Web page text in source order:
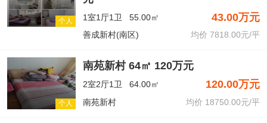
个人 1室1厅1卫 55.00㎡ 43.00万元
善成新村(南区) 均价 7818.00元/平
个人
南苑新村 64㎡ 120万元
2室2厅1卫 64.00㎡ 120.00万元
南苑新村 均价 18750.00元/平